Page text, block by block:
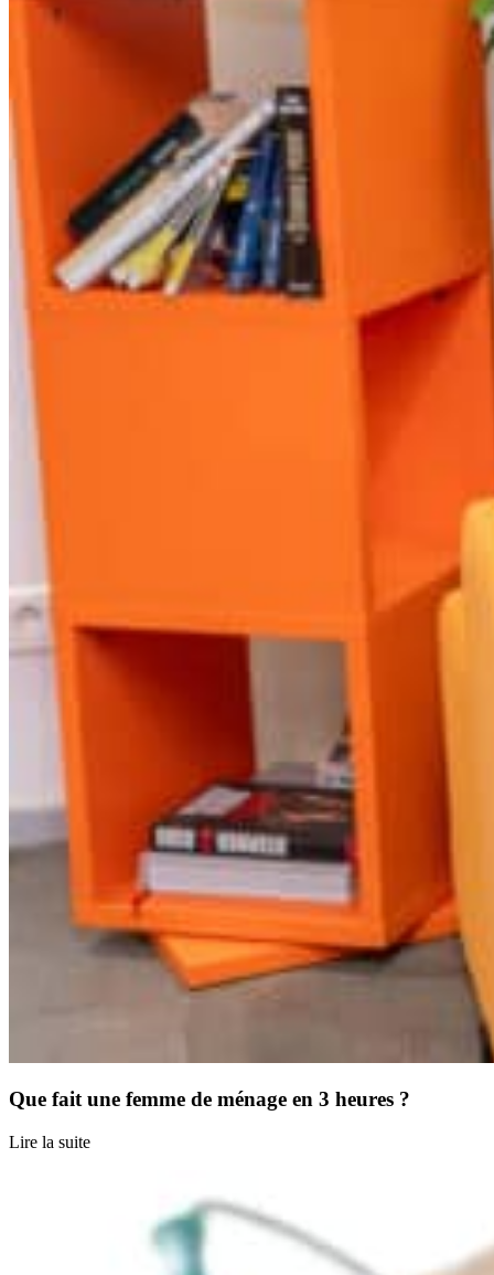
Que fait une femme de ménage en 3 heures ?
Lire la suite